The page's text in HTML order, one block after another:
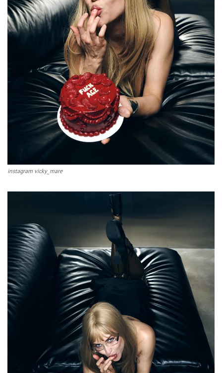
instagram vicky_mare